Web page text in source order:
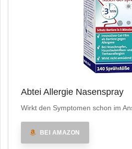
Abtei Allergie Nasenspray
Wirkt den Symptomen schon im
BEI AMAZON